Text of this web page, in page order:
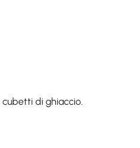
di ghiaccio.